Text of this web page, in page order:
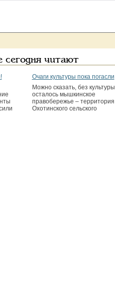
сегодня читают
Очаги культуры пока погасли
Можно сказать, без культуры
осталось мышкинское
правобережье – территория
Охотинского сельского